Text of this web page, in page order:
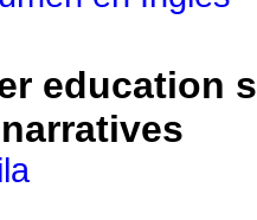
education